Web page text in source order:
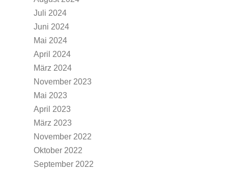
Juli 2024
Juni 2024
Mai 2024
April 2024
März 2024
November 2023
Mai 2023
April 2023
März 2023
November 2022
Oktober 2022
September 2022